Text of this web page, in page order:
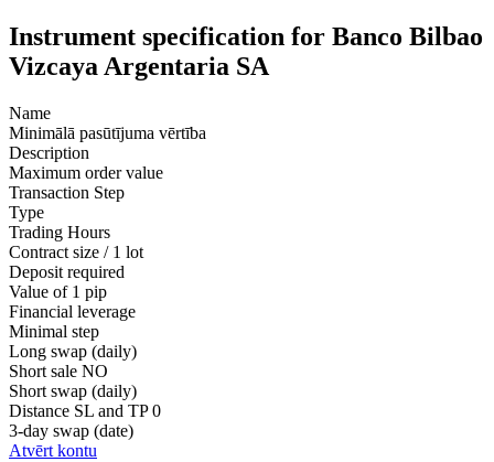
Instrument specification for Banco Bilbao
Vizcaya Argentaria SA
Name
Minimālā pasūtījuma vērtība
Description
Maximum order value
Transaction Step
Type
Trading Hours
Contract size / 1 lot
Deposit required
Value of 1 pip
Financial leverage
Minimal step
Long swap (daily)
Short sale NO
Short swap (daily)
Distance SL and TP 0
3-day swap (date)
Atvērt kontu